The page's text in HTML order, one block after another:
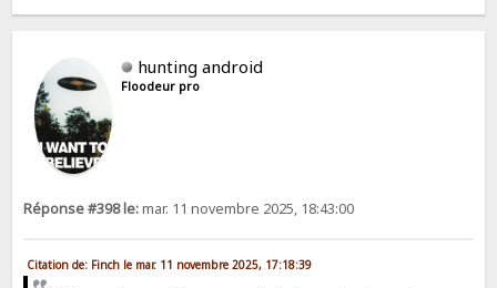
hunting android
Floodeur pro
Réponse #398 le:mar. 11 novembre 2025, 18:43:00
Citation de: Finch le mar. 11 novembre 2025, 17:18:39